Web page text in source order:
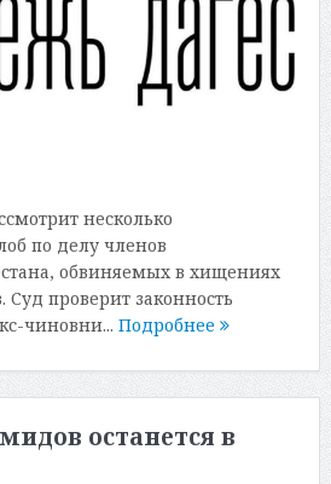
несколько
по делу членов
обвиняемых в хищениях
проверит законность
чиновни... Подробнее
останется в